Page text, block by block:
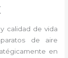
calidad de vida
de aire
en